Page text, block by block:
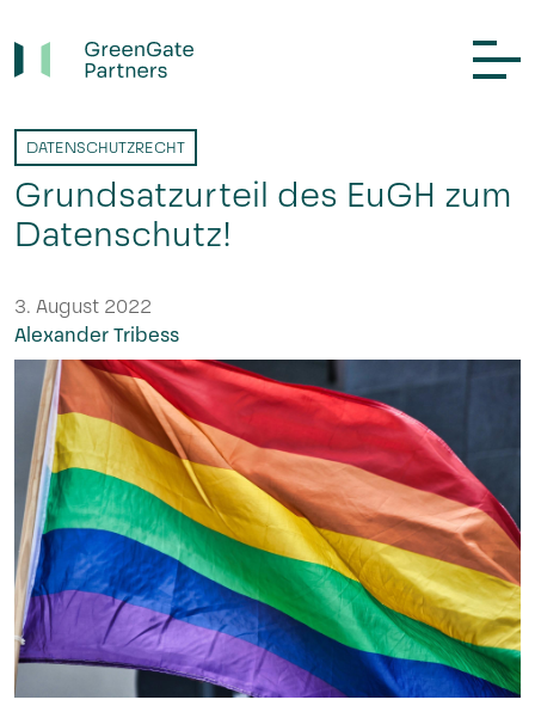
DATENSCHUTZRECHT
Grundsatzurteil des EuGH zum
Datenschutz!
3. August 2022
Alexander Tribess